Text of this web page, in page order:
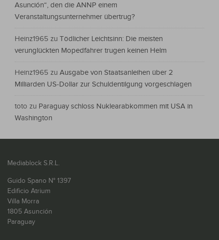
Asunción“, den die ANNP einem
Veranstaltungsunternehmer übertrug?
Heinz1965 zu Tödlicher Leichtsinn: Die meisten
verunglückten Mopedfahrer trugen keinen Helm
Heinz1965 zu Ausgabe von Staatsanleihen über 2
Milliarden US-Dollar zur Schuldentilgung vorgeschlagen
toto zu Paraguay schloss Nuklearabkommen mit USA in
Washington
Mediablock S.R.L.
Guido Spano N° 1397
Edificio Atrium
Villa Morra
1805 Asunción
Paraguay